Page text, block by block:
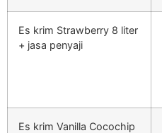
Es krim Strawberry 8 liter
+ jasa penyaji
Es krim Vanilla Cocochip